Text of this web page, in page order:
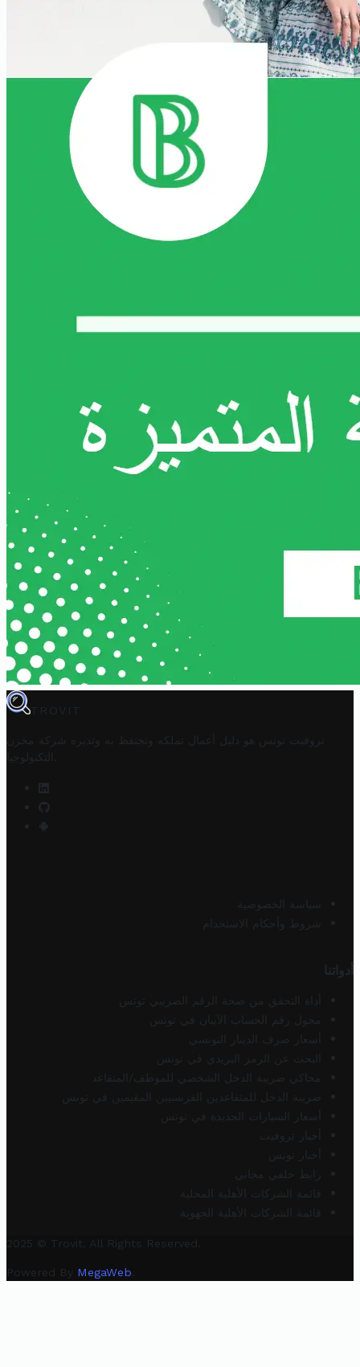
TROVIT
تروفيت تونس هو دليل أعمال تملكه وتحتفظ به وتديره
شركة مخزن
التكنولوجيا
سياسة الخصوصية
شروط وأحكام الاستخدام
أدواتنا
أداة التحقق من صحة الرقم الضريبي تونس
محول رقم الحساب الآيبان في تونس
أسعار صرف الدينار التونسي
البحث عن الرمز البريدي في تونس
محاكي ضريبة الدخل الشخصي للموظف/المتقاعد
ضريبة الدخل للمتقاعدين الفرنسيين المقيمين في تونس
أسعار السيارات الجديدة في تونس
أخبار تروفيت
أخبار تونس
رابط خلفي مجاني
قائمة الشركات الأهلية المحلية
قائمة الشركات الأهلية الجهوية
2025 © Trovit. All Rights Reserved.
Powered By MegaWeb